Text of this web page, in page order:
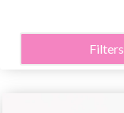
Filters